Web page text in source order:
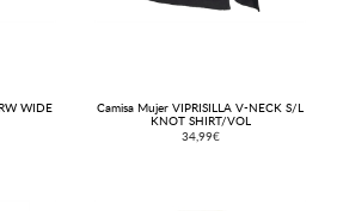
WIDE Camisa Mujer VIPRISILLA V-NECK S/L
KNOT SHIRT/VOL
34,99€